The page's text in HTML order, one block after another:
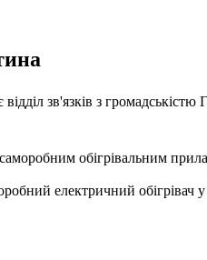
зв'язків з
обігрівальним
електричний обігрівач